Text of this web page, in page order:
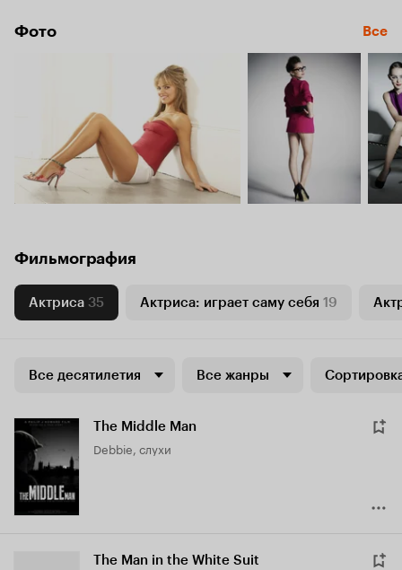
Фото Все
Фильмография
Актриса 35 Актриса: играет саму себя 19
Все десятилетия Все жанры
The Middle Man
Debbie, слухи
The Man in the White Suit